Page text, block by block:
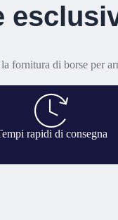
fornitura di borse per
rapidi di consegna